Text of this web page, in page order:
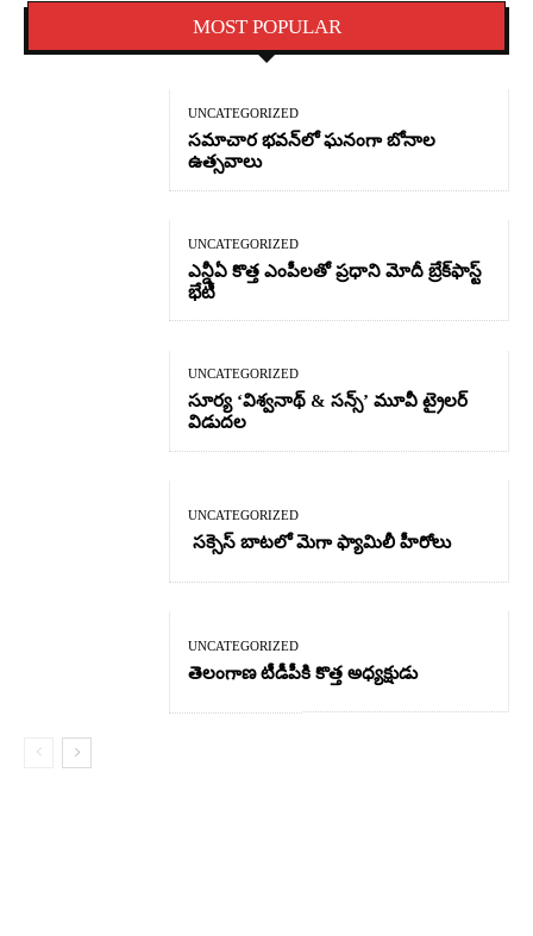
MOST POPULAR
UNCATEGORIZED
సమాచార భవన్‌లో ఘనంగా బోనాల
ఉత్సవాలు
UNCATEGORIZED
ఎన్డీఏ కొత్త ఎంపీలతో ప్రధాని మోదీ బ్రేక్‌ఫాస్ట్
భేటీ
UNCATEGORIZED
సూర్య ‘విశ్వనాథ్ & సన్స్’ మూవీ ట్రైలర్
విడుదల
UNCATEGORIZED
సక్సెస్ బాటలో మెగా ఫ్యామిలీ హీరోలు
UNCATEGORIZED
తెలంగాణ టీడీపీకి కొత్త అధ్యక్షుడు